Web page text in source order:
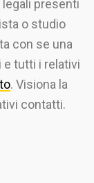
presenti
o studio
con se una
tutti i relativi
. Visiona la
contatti.